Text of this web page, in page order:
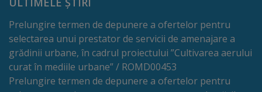
Municipal
Secretar
Consilieri
Prelungire termen de depunere a ofertelor pentru
selectarea unui prestator de servicii de amenajare a
grădinii urbane, în cadrul proiectului ”Cultivarea aerului
curat în mediile urbane” / ROMD00453
Prelungire termen de depunere a ofertelor pentru